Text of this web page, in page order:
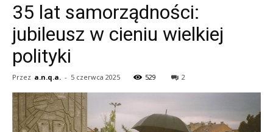
35 lat samorządności:
jubileusz w cieniu wielkiej
polityki
Przez a.n.q.a. - 5 czerwca 2025 529 2